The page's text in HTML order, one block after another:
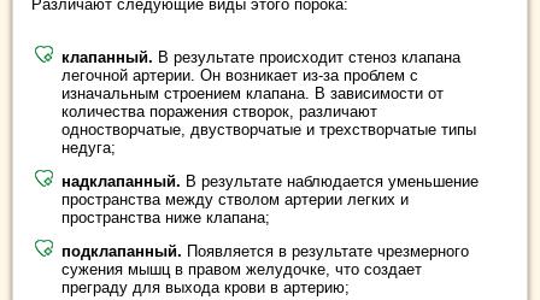
Различают следующие виды этого порока:
клапанный. В результате происходит стеноз клапана
легочной артерии. Он возникает из-за проблем с
изначальным строением клапана. В зависимости от
количества поражения створок, различают
одностворчатые, двустворчатые и трехстворчатые типы
недуга;
надклапанный. В результате наблюдается уменьшение
пространства между стволом артерии легких и
пространства ниже клапана;
подклапанный. Появляется в результате чрезмерного
сужения мышц в правом желудочке, что создает
преграду для выхода крови в артерию;